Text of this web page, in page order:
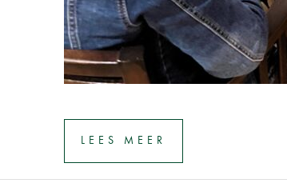
LEES MEER